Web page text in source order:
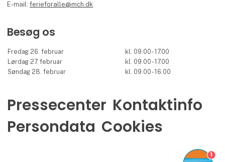
E-mail:ferieforalle@mch.dk
Besøg os
Fredag 26. februar
kl. 09.00 - 17.00
Lørdag 27. februar
kl. 09.00 - 17.00
Søndag 28. februar
kl. 09.00 - 16.00
Pressecenter Kontaktinfo
Persondata Cookies
1